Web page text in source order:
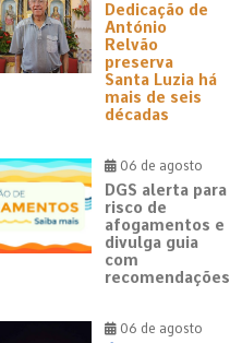
Dedicação de
António
Relvão
preserva
Santa Luzia há
mais de seis
décadas
06 de agosto
DGS alerta para
risco de
afogamentos e
divulga guia
com
recomendações
06 de agosto